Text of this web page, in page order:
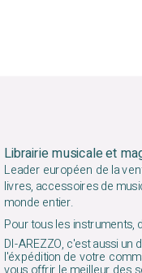
Librairie musicale et
Leader européen de la
livres, accessoires de
monde entier.
Pour tous les instruments,
DI-AREZZO, c'est aussi
l'éxpédition de votre